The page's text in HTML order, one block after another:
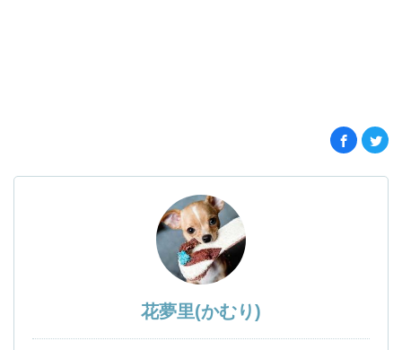
花夢里(かむり)